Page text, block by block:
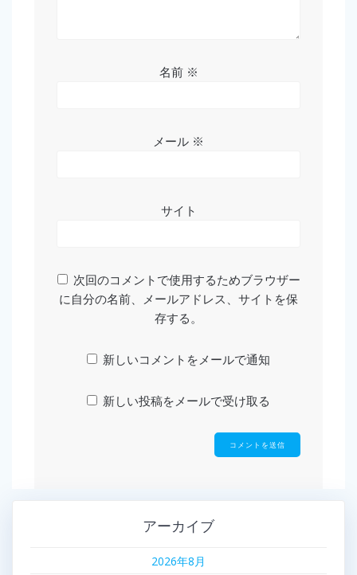
名前 ※
メール ※
サイト
次回のコメントで使用するためブラウザー
に自分の名前、メールアドレス、サイトを保
存する。
新しいコメントをメールで通知
新しい投稿をメールで受け取る
アーカイブ
2026年8月